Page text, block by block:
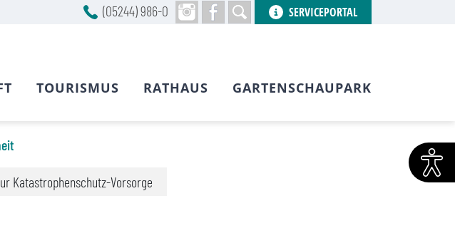
Katastrophenschutz-Vorsorge
(05244) 986-0 SERVICEPORTAL
TOURISMUS RATHAUS GARTENSCHAUPARK